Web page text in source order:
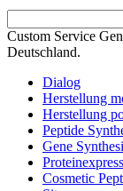
Custom Service
Deutschland.
Dialog
Herstellung
Herstellung
Peptide
Gene
Cosmetic